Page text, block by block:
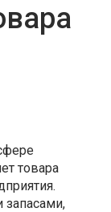
товара
запасами,